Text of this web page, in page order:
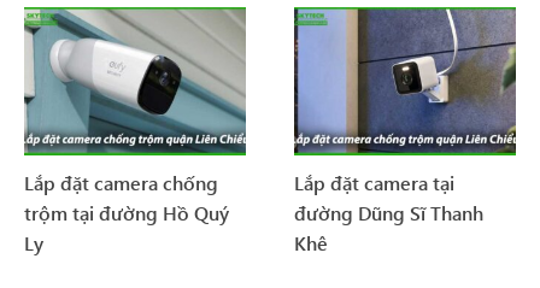
Lắp đặt camera chống
trộm tại đường Hồ Quý
Ly
Lắp đặt camera tại
đường Dũng Sĩ Thanh
Khê